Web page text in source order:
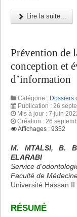
Lire la suite...
Prévention de
conception et
d’information
Catégorie : Dossiers
Publication : 26
Mis à jour : 7 juin
Création : 26
Affichages : 9352
M. MTALSI, B.
ELARABI
Service
Faculté de
Université Hassan II
RÉSUMÉ